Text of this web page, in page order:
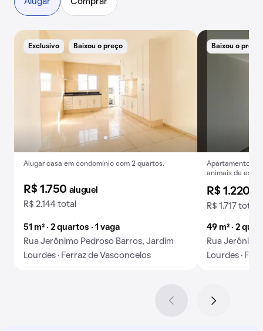
Exclusivo Baixou o preço
Alugar casa em condomínio com 2 quartos.
R$ 1.750 aluguel
R$ 2.144 total
51 m² · 2 quartos · 1 vaga
Rua Jerônimo Pedroso Barros, Jardim
Lourdes · Ferraz de Vasconcelos
Baixou o preço
Apartamento
animais de
R$ 1.220
R$ 1.717 total
49 m² · 2
Rua
Lourdes ·
Alugar Comprar